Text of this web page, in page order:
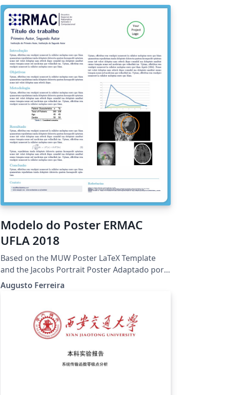
Modelo do Poster ERMAC
UFLA 2018
Based on the MUW Poster LaTeX Template
and the Jacobs Portrait Poster Adaptado por
Augusto Ferreira, Universidade Federal de
Lavrasgstfrr@gmail.com
Augusto Ferreira